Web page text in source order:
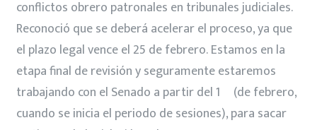
conflictos obrero patronales en tribunales judiciales.
Reconoció que se deberá acelerar el proceso, ya que
el plazo legal vence el 25 de febrero. Estamos en la
etapa final de revisión y seguramente estaremos
trabajando con el Senado a partir del 1º (de febrero,
cuando se inicia el periodo de sesiones), para sacar